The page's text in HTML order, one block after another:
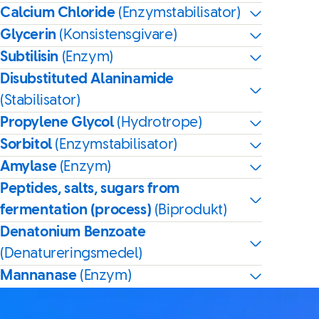
Calcium Chloride (Enzymstabilisator)
Glycerin (Konsistensgivare)
Subtilisin (Enzym)
Disubstituted Alaninamide
(Stabilisator)
Propylene Glycol(Hydrotrope)
Sorbitol(Enzymstabilisator)
Amylase (Enzym)
Peptides, salts, sugars from
fermentation (process) (Biprodukt)
Denatonium Benzoate
(Denatureringsmedel)
Mannanase (Enzym)